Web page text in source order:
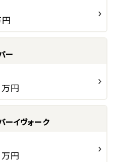
ー
万円
ーイヴォーク
万円